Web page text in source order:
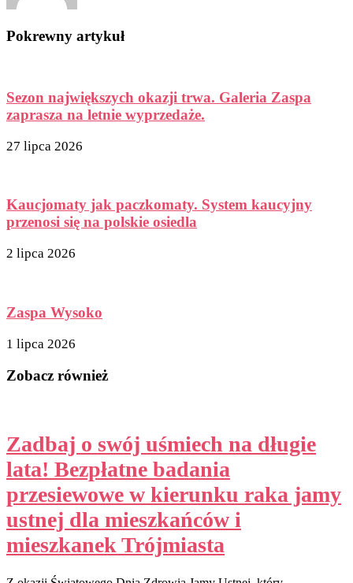
Pokrewny artykuł
Sezon największych okazji trwa. Galeria Zaspa
zaprasza na letnie wyprzedaże.
27 lipca 2026
Kaucjomaty jak paczkomaty. System kaucyjny
przenosi się na polskie osiedla
2 lipca 2026
Zaspa Wysoko
1 lipca 2026
Zobacz również
Zadbaj o swój uśmiech na długie
lata! Bezpłatne badania
przesiewowe w kierunku raka jamy
ustnej dla mieszkańców i
mieszkanek Trójmiasta